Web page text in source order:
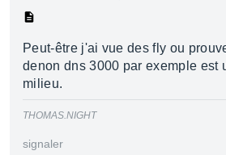
Peut-être j'ai vue des fly ou
denon dns 3000 par exemple est
milieu.
THOMAS.NIGHT
signaler